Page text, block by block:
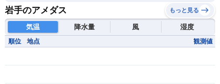
岩手のアメダス もっと見る
気温 降水量 風 湿度
順位 地点 観測値